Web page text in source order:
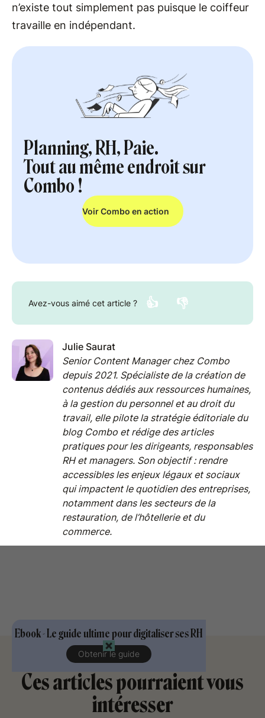
Ebook - Le guide ultime pour digitaliser ses RH
Obtenir le guide
n’existe tout simplement pas puisque le coiffeur
travaille en indépendant.
Planning, RH, Paie.
Tout au même endroit sur
Combo !
Voir Combo en action
Avez-vous aimé cet article ? 👍 👎
Julie Saurat
Senior Content Manager chez Combo
depuis 2021. Spécialiste de la création de
contenus dédiés aux ressources humaines,
à la gestion du personnel et au droit du
travail, elle pilote la stratégie éditoriale du
blog Combo et rédige des articles
pratiques pour les dirigeants, responsables
RH et managers. Son objectif : rendre
accessibles les enjeux légaux et sociaux
qui impactent le quotidien des entreprises,
notamment dans les secteurs de la
restauration, de l’hôtellerie et du
commerce.
Ces articles pourraient vous
intéresser